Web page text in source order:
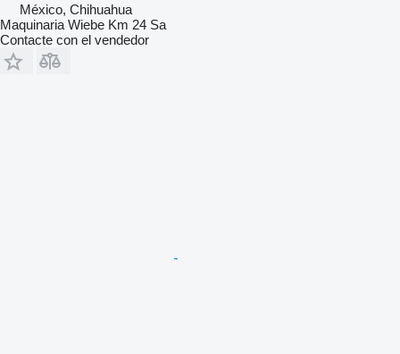
México, Chihuahua
Maquinaria Wiebe Km 24 Sa
Contacte con el vendedor